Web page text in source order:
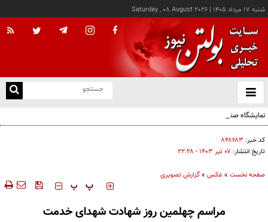
شنبه ۱۷ مرداد ۱۴۰۵ |
Saturday , 08 August 2026
باز
و
نمایشگاه صنایع‌دستی «از ریشه تا امروز» - کرج
کد خبر: ۸۴۸۶۸۳
تاریخ انتشار: ۰۷ تير ۱۴۰۳ - ۲۲:۲۸
صفحه نخست »عکس »گزارش تصویری
‍‍‍ پ پ
مراسم چهلمین روز شهادت شهدای خدمت